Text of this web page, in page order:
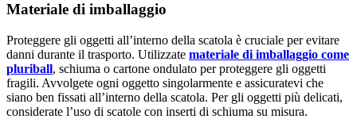
Materiale di imballaggio
Proteggere gli oggetti all’interno della scatola è cruciale per evitare
danni durante il trasporto. Utilizzate materiale di imballaggio come
pluriball, schiuma o cartone ondulato per proteggere gli oggetti
fragili. Avvolgete ogni oggetto singolarmente e assicuratevi che
siano ben fissati all’interno della scatola. Per gli oggetti più delicati,
considerate l’uso di scatole con inserti di schiuma su misura.